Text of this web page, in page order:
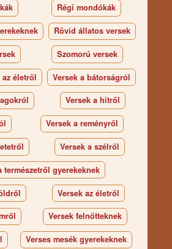
Régi mondókák
Rövid állatos versek
Szomorú versek
életről Versek a bátorságról
Versek a hitről
Versek a reményről
Versek a szélről
természetről gyerekeknek
Versek az életről
Versek felnőtteknek
Verses mesék gyerekeknek